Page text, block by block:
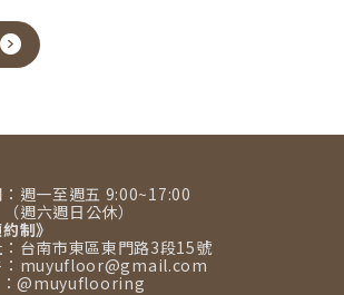
週一至週五 9:00~17:00
週日公休）
制》
南市東區東門路3段15號
：muyufloor@gmail.com
：@muyuflooring